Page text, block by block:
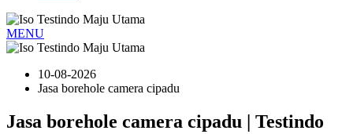
MENU
10-08-2026
Jasa borehole camera cipadu
Jasa borehole camera cipadu | Testindo